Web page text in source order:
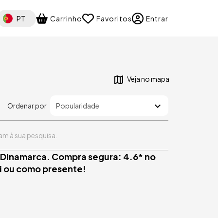
Select your language
PT Carrinho Favoritos Entrar
Veja no mapa
Ordenar por
à sua pesquisa.
Compra segura: 4.6* no
como presente!